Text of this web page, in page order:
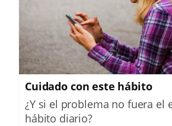
Cuidado con este hábito
¿Y si el problema no fuera el
hábito diario?